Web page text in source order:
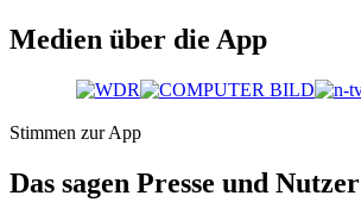
Medien über die App
Stimmen zur App
Das sagen Presse und Nutzer